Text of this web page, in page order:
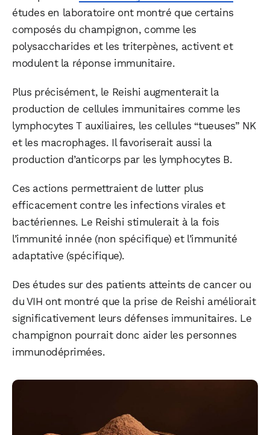
études en laboratoire ont montré que certains
composés du champignon, comme les
polysaccharides et les triterpènes, activent et
modulent la réponse immunitaire.
Plus précisément, le Reishi augmenterait la
production de cellules immunitaires comme les
lymphocytes T auxiliaires, les cellules “tueuses” NK
et les macrophages. Il favoriserait aussi la
production d’anticorps par les lymphocytes B.
Ces actions permettraient de lutter plus
efficacement contre les infections virales et
bactériennes. Le Reishi stimulerait à la fois
l’immunité innée (non spécifique) et l’immunité
adaptative (spécifique).
Des études sur des patients atteints de cancer ou
du VIH ont montré que la prise de Reishi améliorait
significativement leurs défenses immunitaires. Le
champignon pourrait donc aider les personnes
immunodéprimées.